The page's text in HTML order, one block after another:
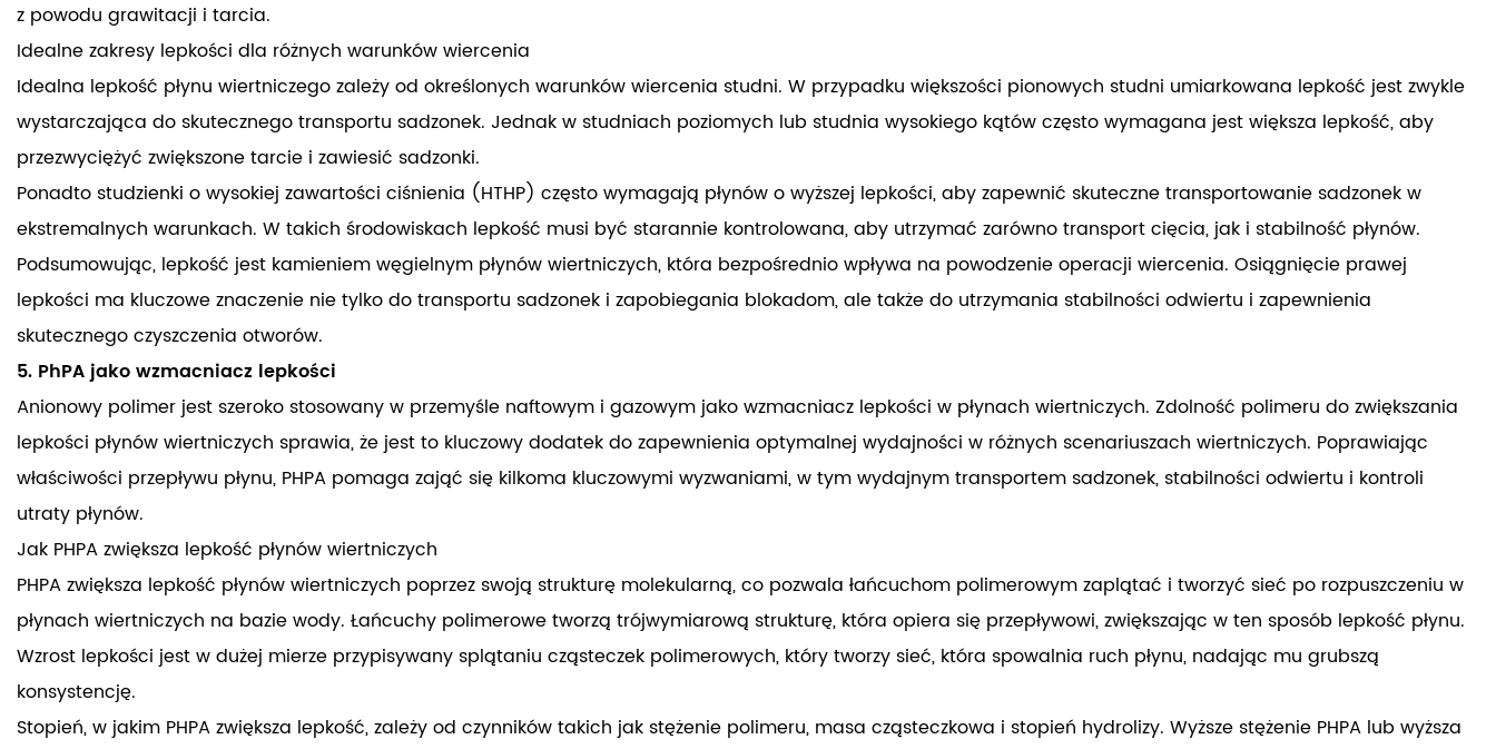
z powodu grawitacji i tarcia.
Idealne zakresy lepkości dla różnych warunków wiercenia
Idealna lepkość płynu wiertniczego zależy od określonych warunków wiercenia studni. W przypadku większości pionowych studni umiarkowana lepkość jest zwykle
wystarczająca do skutecznego transportu sadzonek. Jednak w studniach poziomych lub studnia wysokiego kątów często wymagana jest większa lepkość, aby
przezwyciężyć zwiększone tarcie i zawiesić sadzonki.
Ponadto studzienki o wysokiej zawartości ciśnienia (HTHP) często wymagają płynów o wyższej lepkości, aby zapewnić skuteczne transportowanie sadzonek w
ekstremalnych warunkach. W takich środowiskach lepkość musi być starannie kontrolowana, aby utrzymać zarówno transport cięcia, jak i stabilność płynów.
Podsumowując, lepkość jest kamieniem węgielnym płynów wiertniczych, która bezpośrednio wpływa na powodzenie operacji wiercenia. Osiągnięcie prawej
lepkości ma kluczowe znaczenie nie tylko do transportu sadzonek i zapobiegania blokadom, ale także do utrzymania stabilności odwiertu i zapewnienia
skutecznego czyszczenia otworów.
5. PhPA jako wzmacniacz lepkości
Anionowy polimer jest szeroko stosowany w przemyśle naftowym i gazowym jako wzmacniacz lepkości w płynach wiertniczych. Zdolność polimeru do zwiększania
lepkości płynów wiertniczych sprawia, że ​​jest to kluczowy dodatek do zapewnienia optymalnej wydajności w różnych scenariuszach wiertniczych. Poprawiając
właściwości przepływu płynu, PHPA pomaga zająć się kilkoma kluczowymi wyzwaniami, w tym wydajnym transportem sadzonek, stabilności odwiertu i kontroli
utraty płynów.
Jak PHPA zwiększa lepkość płynów wiertniczych
PHPA zwiększa lepkość płynów wiertniczych poprzez swoją strukturę molekularną, co pozwala łańcuchom polimerowym zaplątać i tworzyć sieć po rozpuszczeniu w
płynach wiertniczych na bazie wody. Łańcuchy polimerowe tworzą trójwymiarową strukturę, która opiera się przepływowi, zwiększając w ten sposób lepkość płynu.
Wzrost lepkości jest w dużej mierze przypisywany splątaniu cząsteczek polimerowych, który tworzy sieć, która spowalnia ruch płynu, nadając mu grubszą
konsystencję.
Stopień, w jakim PHPA zwiększa lepkość, zależy od czynników takich jak stężenie polimeru, masa cząsteczkowa i stopień hydrolizy. Wyższe stężenie PHPA lub wyższa